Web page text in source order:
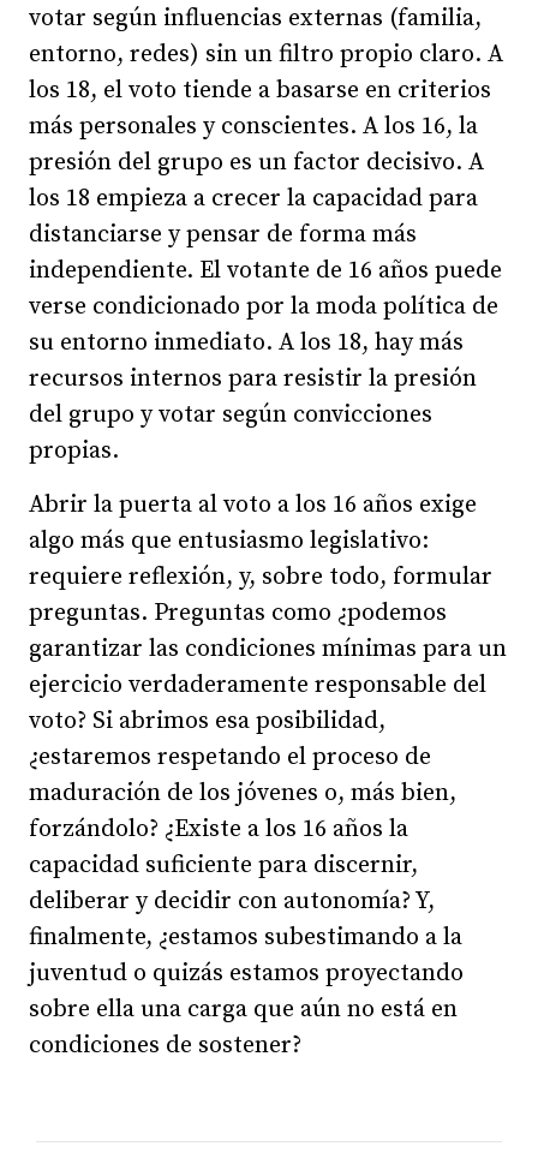
votar según influencias externas (familia,
entorno, redes) sin un filtro propio claro. A
los 18, el voto tiende a basarse en criterios
más personales y conscientes. A los 16, la
presión del grupo es un factor decisivo. A
los 18 empieza a crecer la capacidad para
distanciarse y pensar de forma más
independiente. El votante de 16 años puede
verse condicionado por la moda política de
su entorno inmediato. A los 18, hay más
recursos internos para resistir la presión
del grupo y votar según convicciones
propias.
Abrir la puerta al voto a los 16 años exige
algo más que entusiasmo legislativo:
requiere reflexión, y, sobre todo, formular
preguntas. Preguntas como ¿podemos
garantizar las condiciones mínimas para un
ejercicio verdaderamente responsable del
voto? Si abrimos esa posibilidad,
¿estaremos respetando el proceso de
maduración de los jóvenes o, más bien,
forzándolo? ¿Existe a los 16 años la
capacidad suficiente para discernir,
deliberar y decidir con autonomía? Y,
finalmente, ¿estamos subestimando a la
juventud o quizás estamos proyectando
sobre ella una carga que aún no está en
condiciones de sostener?